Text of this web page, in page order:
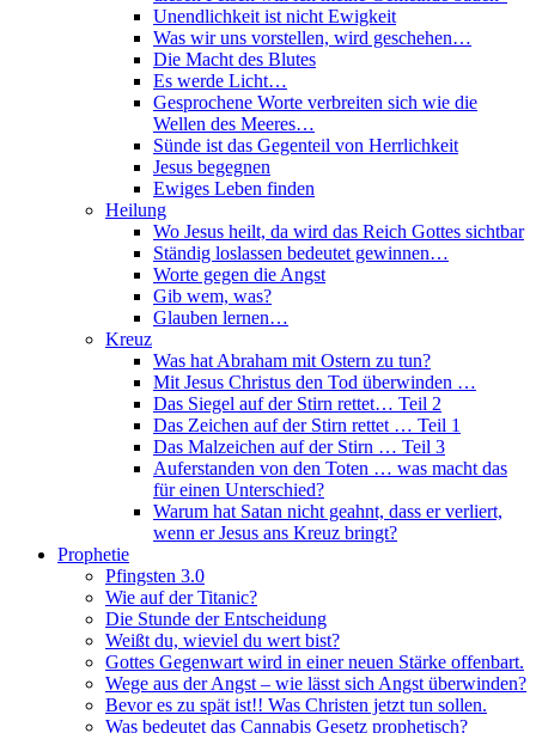
Unendlichkeit ist nicht Ewigkeit
Was wir uns vorstellen, wird geschehen…
Die Macht des Blutes
Es werde Licht…
Gesprochene Worte verbreiten sich wie die
Wellen des Meeres…
Sünde ist das Gegenteil von Herrlichkeit
Jesus begegnen
Ewiges Leben finden
Heilung
Wo Jesus heilt, da wird das Reich Gottes sichtbar
Ständig loslassen bedeutet gewinnen…
Worte gegen die Angst
Gib wem, was?
Glauben lernen…
Kreuz
Was hat Abraham mit Ostern zu tun?
Mit Jesus Christus den Tod überwinden …
Das Siegel auf der Stirn rettet… Teil 2
Das Zeichen auf der Stirn rettet … Teil 1
Das Malzeichen auf der Stirn … Teil 3
Auferstanden von den Toten … was macht das
für einen Unterschied?
Warum hat Satan nicht geahnt, dass er verliert,
wenn er Jesus ans Kreuz bringt?
Prophetie
Pfingsten 3.0
Wie auf der Titanic?
Die Stunde der Entscheidung
Weißt du, wieviel du wert bist?
Gottes Gegenwart wird in einer neuen Stärke offenbart.
Wege aus der Angst – wie lässt sich Angst überwinden?
Bevor es zu spät ist!! Was Christen jetzt tun sollen.
Was bedeutet das Cannabis Gesetz prophetisch?